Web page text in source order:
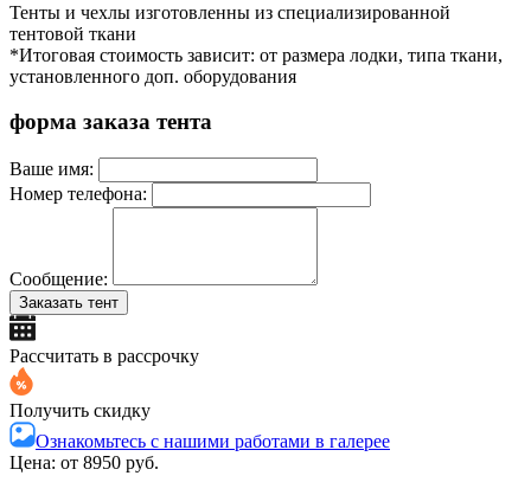
Тенты и чехлы изготовленны из специализированной
тентовой ткани
*Итоговая стоимость зависит: от размера лодки, типа ткани,
установленного доп. оборудования
форма заказа тента
Ваше имя:
Номер телефона:
Сообщение:
Заказать тент
Рассчитать в рассрочку
Получить скидку
Ознакомьтесь с нашими работами в галерее
Цена: от 8950 руб.